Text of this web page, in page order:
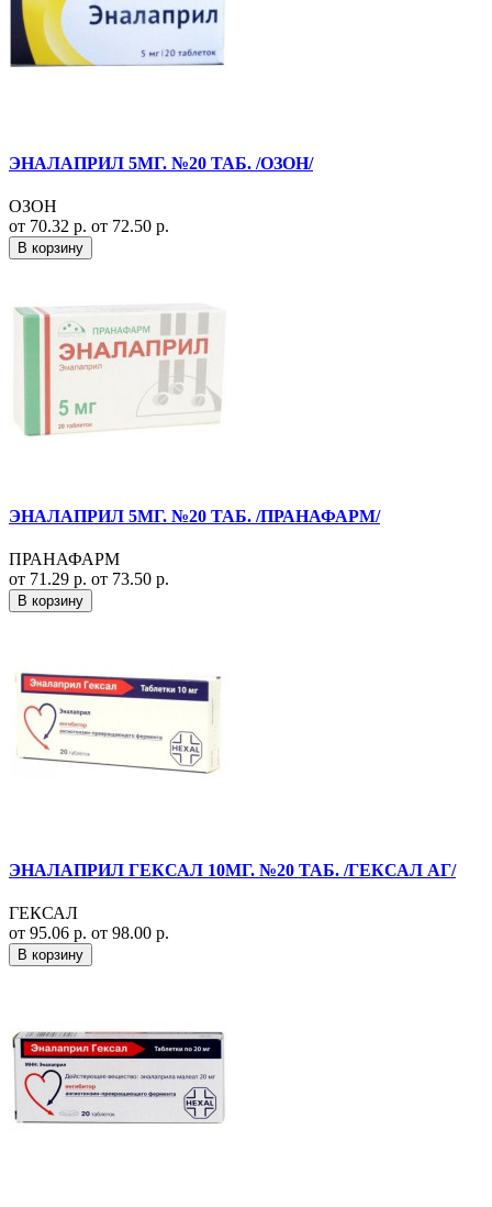
ЭНАЛАПРИЛ 5МГ. №20 ТАБ. /ОЗОН/
ОЗОН
от 70.32 р. от 72.50 р.
В корзину
ЭНАЛАПРИЛ 5МГ. №20 ТАБ. /ПРАНАФАРМ/
ПРАНАФАРМ
от 71.29 р. от 73.50 р.
В корзину
ЭНАЛАПРИЛ ГЕКСАЛ 10МГ. №20 ТАБ. /ГЕКСАЛ АГ/
ГЕКСАЛ
от 95.06 р. от 98.00 р.
В корзину